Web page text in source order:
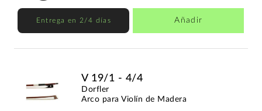
Entrega en 2/4 días Añadir
V 19/1 - 4/4
Dorfler
Arco para Violín de Madera